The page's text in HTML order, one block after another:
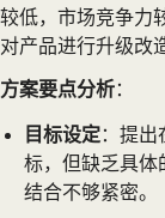
较低，市场竞争力
对产品进行升级改
方案要点分析：
目标设定：提出
标，但缺乏具体
结合不够紧密。